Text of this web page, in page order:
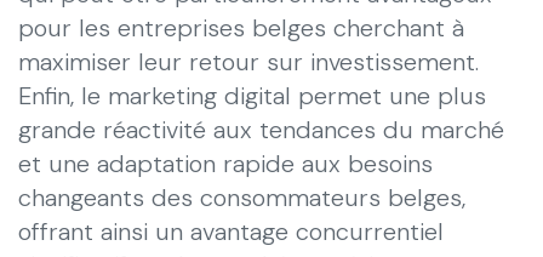
pour les entreprises belges cherchant à
maximiser leur retour sur investissement.
Enfin, le marketing digital permet une plus
grande réactivité aux tendances du marché
et une adaptation rapide aux besoins
changeants des consommateurs belges,
offrant ainsi un avantage concurrentiel